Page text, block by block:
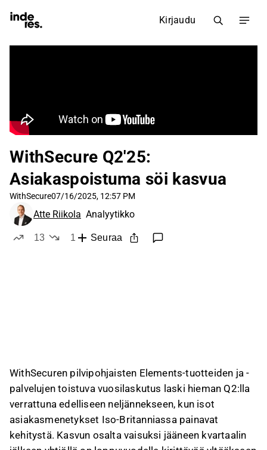
Kirjaudu
WithSecure Q2'25:
Asiakaspoistuma söi kasvua
WithSecure07/16/2025, 12:57 PM
Atte Riikola Analyytikko
13
1
Seuraa
WithSecuren pilvipohjaisten Elements-tuotteiden ja -
palvelujen toistuva vuosilaskutus laski hieman Q2:lla
verrattuna edelliseen neljännekseen, kun isot
asiakasmenetykset Iso-Britanniassa painavat
kehitystä. Kasvun osalta vaisuksi jääneen kvartaalin